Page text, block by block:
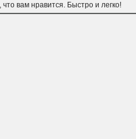
вам нравится. Быстро и легко!